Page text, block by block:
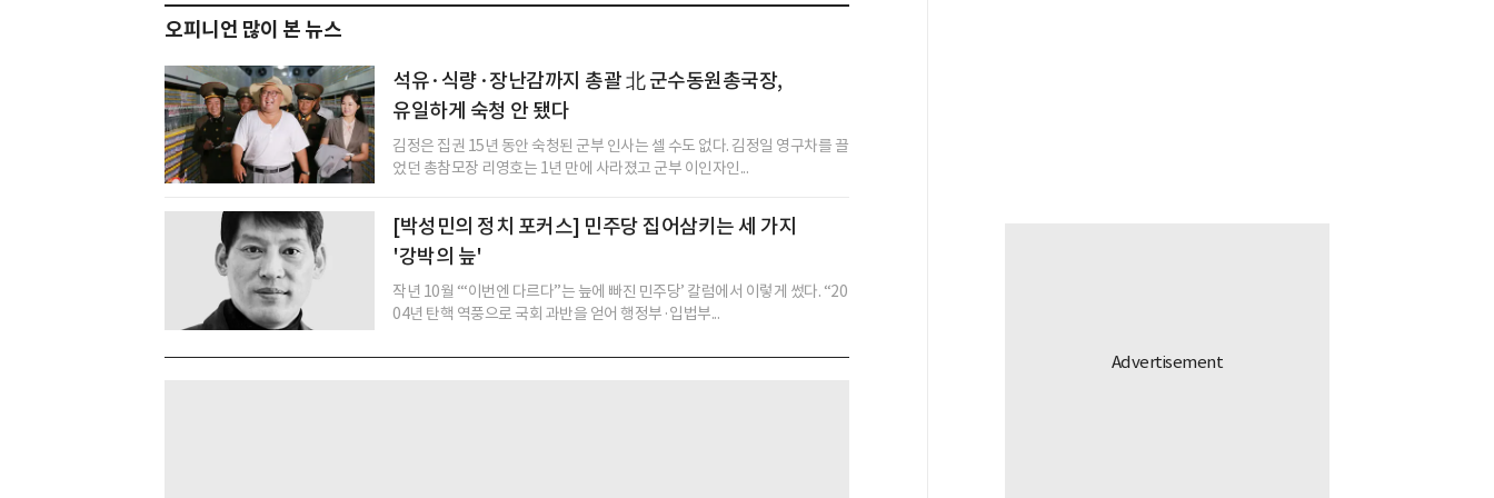
오피니언 많이 본 뉴스
석유·식량·장난감까지 총괄 北 군수동원총국장,
유일하게 숙청 안 됐다
김정은 집권 15년 동안 숙청된 군부 인사는 셀 수도 없다. 김정일 영구차를 끌
었던 총참모장 리영호는 1년 만에 사라졌고 군부 이인자인...
[박성민의 정치 포커스] 민주당 집어삼키는 세 가지
'강박의 늪'
작년 10월 ‘“이번엔 다르다”는 늪에 빠진 민주당’ 칼럼에서 이렇게 썼다. “20
04년 탄핵 역풍으로 국회 과반을 얻어 행정부·입법부...